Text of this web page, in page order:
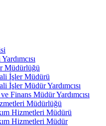
Müdürlüğü
İşler Müdürü
İşler Müdür Yardımcısı
Finans Müdür Yardımcısı
Müdürlüğü
Hizmetleri Müdürü
Hizmetleri Müdür